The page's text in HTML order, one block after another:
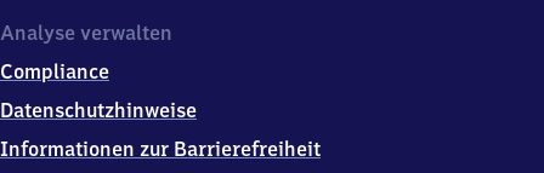
7
8
Zeuthen
Analyse verwalten
Compliance
Datenschutzhinweise
Informationen zur Barrierefreiheit